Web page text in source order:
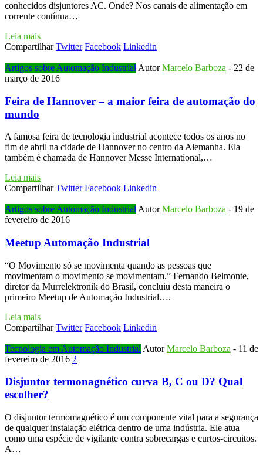
conhecidos disjuntores AC. Onde? Nos canais de alimentação em
corrente contínua…
Leia mais
Compartilhar Twitter Facebook Linkedin
Artigos sobre Automação Industrial AutorMarcelo Barboza - 22 de
março de 2016
Feira de Hannover – a maior feira de automação do
mundo
A famosa feira de tecnologia industrial acontece todos os anos no
fim de abril na cidade de Hannover no centro da Alemanha. Ela
também é chamada de Hannover Messe International,…
Leia mais
Compartilhar Twitter Facebook Linkedin
Artigos sobre Automação Industrial AutorMarcelo Barboza - 19 de
fevereiro de 2016
Meetup Automação Industrial
“O Movimento só se movimenta quando as pessoas que
movimentam o movimento se movimentam.” Fernando Belmonte,
diretor da Murrelektronik do Brasil, concluiu desta maneira o
primeiro Meetup de Automação Industrial….
Leia mais
Compartilhar Twitter Facebook Linkedin
Tecnologia em Automação Industrial AutorMarcelo Barboza - 11 de
fevereiro de 2016 2
Disjuntor termonagnético curva B, C ou D? Qual
escolher?
O disjuntor termomagnético é um componente vital para a segurança
de qualquer instalação elétrica dentro de uma indústria. Ele atua
como uma espécie de vigilante contra sobrecargas e curtos-circuitos.
A…